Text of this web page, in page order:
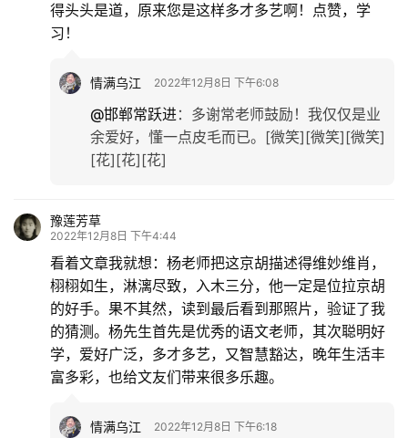
得头头是道，原来您是这样多才多艺啊！点赞，学
习！
情满乌江 2022年12月8日 下午6:08
@邯郸常跃进： 多谢常老师鼓励！我仅仅是业
余爱好，懂一点皮毛而已。[微笑][微笑][微笑]
[花][花][花]
豫莲芳草
2022年12月8日 下午4:44
看着文章我就想：杨老师把这京胡描述得维妙维肖，
栩栩如生，淋漓尽致，入木三分，他一定是位拉京胡
的好手。果不其然，读到最后看到那照片，验证了我
的猜测。杨先生首先是优秀的语文老师，其次聪明好
学，爱好广泛，多才多艺，又智慧豁达，晚年生活丰
富多彩，也给文友们带来很多乐趣。
情满乌江 2022年12月8日 下午6:18